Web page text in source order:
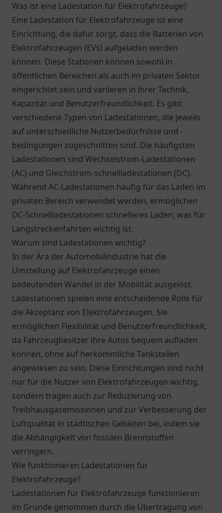
Was ist eine Ladestation für Elektrofahrzeuge?
Eine Ladestation für Elektrofahrzeuge ist eine
Einrichtung, die dafür sorgt, dass die Batterien von
Elektrofahrzeugen (EVs) aufgeladen werden
können. Diese Stationen können sowohl in
öffentlichen Bereichen als auch im privaten Sektor
eingerichtet sein und variieren in ihrer Technik,
Kapazität und Benutzerfreundlichkeit. Es gibt
verschiedene Typen von Ladestationen, die jeweils
auf unterschiedliche Nutzerbedürfnisse und -
bedingungen zugeschnitten sind. Die häufigsten
Ladestationen sind Wechselstrom-Ladestationen
(AC) und Gleichstrom-schnellladestationen (DC).
Während AC-Ladestationen häufig für das Laden im
privaten Bereich verwendet werden, ermöglichen
DC-Schnellladestationen schnelleres Laden, was für
Langstreckenfahrten wichtig ist.
Warum sind Ladestationen wichtig?
In der Ära der Automobilindustrie hat die
Umstellung auf Elektrofahrzeuge einen
bedeutenden Wandel in der Mobilität ausgelöst.
Ladestationen spielen eine entscheidende Rolle für
die Akzeptanz von Elektrofahrzeugen. Sie
ermöglichen Flexibilität und Benutzerfreundlichkeit,
da Fahrzeugbesitzer ihre Autos bequem aufladen
können, ohne auf herkömmliche Tankstellen
angewiesen zu sein. Diese Einrichtungen sind nicht
nur für die Nutzer von Elektrofahrzeugen wichtig,
sondern tragen auch zur Reduzierung von
Treibhausgasemissionen und zur Verbesserung der
Luftqualität in städtischen Gebieten bei, indem sie
die Abhängigkeit von fossilen Brennstoffen
verringern.
Wie funktionieren Ladestationen für
Elektrofahrzeuge?
Ladestationen für Elektrofahrzeuge funktionieren
im Grunde genommen durch die Übertragung von